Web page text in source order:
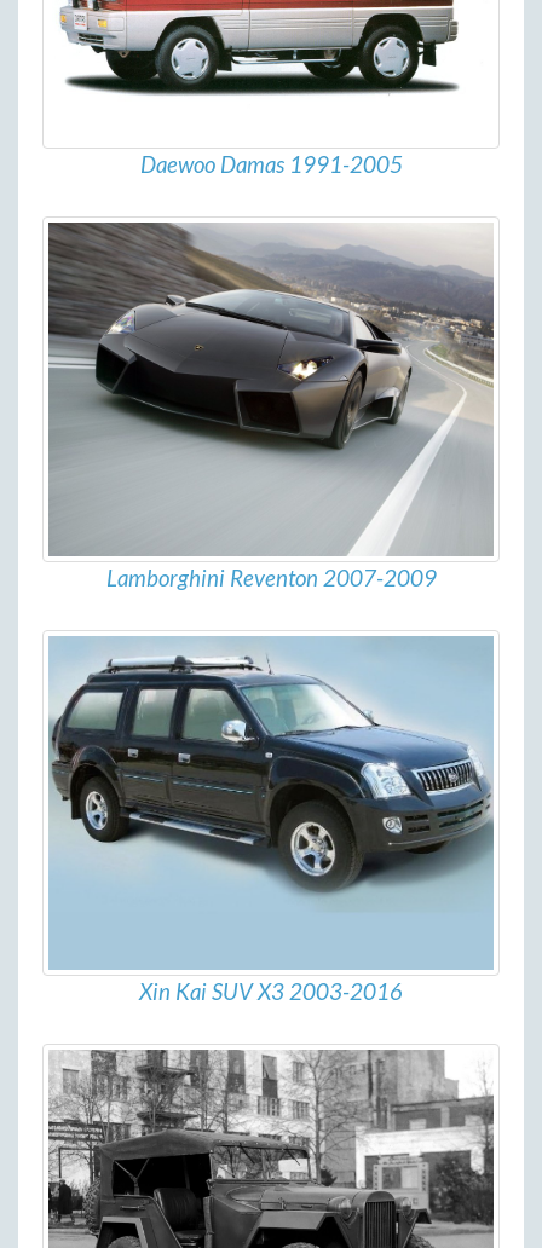
Daewoo Damas 1991-2005
Lamborghini Reventon 2007-2009
Xin Kai SUV X3 2003-2016